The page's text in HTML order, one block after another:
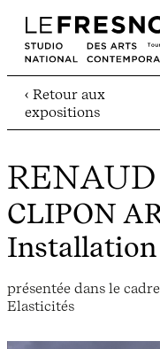
‹ Retour aux
expositions
CLIPON
Installation
présentée dans le
Elasticités